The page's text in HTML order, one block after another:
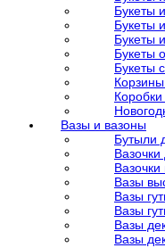
Букеты
Букеты
Букеты
Букеты
Букеты
Вазы и вазоны
Бутыли
Вазочки
Вазы
Вазы
Вазы
Вазы
Вазы